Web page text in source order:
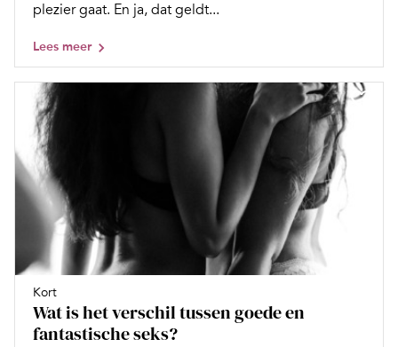
plezier gaat. En ja, dat geldt...
Lees meer
Kort
Wat is het verschil tussen goede en
fantastische seks?